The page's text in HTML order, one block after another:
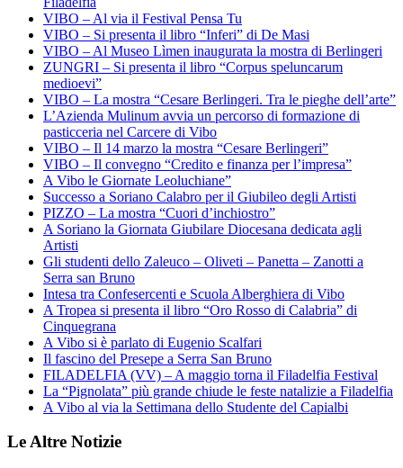
VIBO – Al via il Festival Pensa Tu
VIBO – Si presenta il libro “Inferi” di De Masi
VIBO – Al Museo Lìmen inaugurata la mostra di Berlingeri
ZUNGRI – Si presenta il libro “Corpus speluncarum
medioevi”
VIBO – La mostra “Cesare Berlingeri. Tra le pieghe dell’arte”
L’Azienda Mulinum avvia un percorso di formazione di
pasticceria nel Carcere di Vibo
VIBO – Il 14 marzo la mostra “Cesare Berlingeri”
VIBO – Il convegno “Credito e finanza per l’impresa”
A Vibo le Giornate Leoluchiane”
Successo a Soriano Calabro per il Giubileo degli Artisti
PIZZO – La mostra “Cuori d’inchiostro”
A Soriano la Giornata Giubilare Diocesana dedicata agli
Artisti
Gli studenti dello Zaleuco – Oliveti – Panetta – Zanotti a
Serra san Bruno
Intesa tra Confesercenti e Scuola Alberghiera di Vibo
A Tropea si presenta il libro “Oro Rosso di Calabria” di
Cinquegrana
A Vibo si è parlato di Eugenio Scalfari
Il fascino del Presepe a Serra San Bruno
FILADELFIA (VV) – A maggio torna il Filadelfia Festival
La “Pignolata” più grande chiude le feste natalizie a Filadelfia
A Vibo al via la Settimana dello Studente del Capialbi
Le Altre Notizie